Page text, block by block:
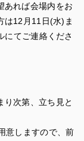
あれば会場内をお
は12月11日(水)ま
にてご連絡くださ
り次第、立ち見と
意しますので、前